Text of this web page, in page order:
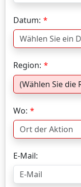
Datum:
Region:
Wo:
E-Mail: